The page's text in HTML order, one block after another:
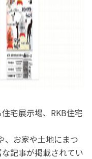
宅展示場、RKB住宅
、お家や土地にまつ
記事が掲載されてい